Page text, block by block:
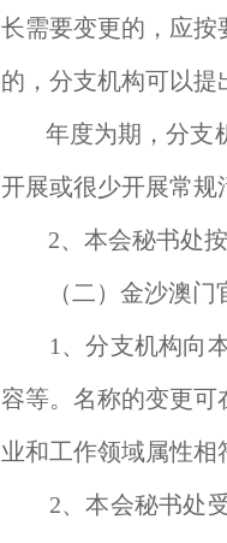
长需要变更的，应按
的，分支机构可以提
年度为期，分支
开展或很少开展常规
2、本会秘书处
（二）金沙澳门
1、分支机构向
容等。名称的变更可
业和工作领域属性相
2、本会秘书处